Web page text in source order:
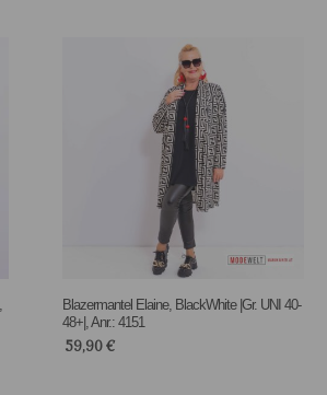
Blazermantel Elaine, BlackWhite |Gr. UNI 40-
48+|, Anr.: 4151
59,90€